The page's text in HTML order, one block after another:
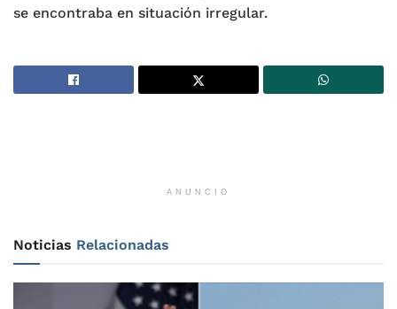
se encontraba en situación irregular.
ANUNCIO
Noticias Relacionadas